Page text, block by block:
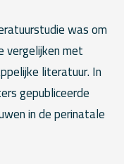
was om
met
literatuur. In
gepubliceerde
in de perinatale